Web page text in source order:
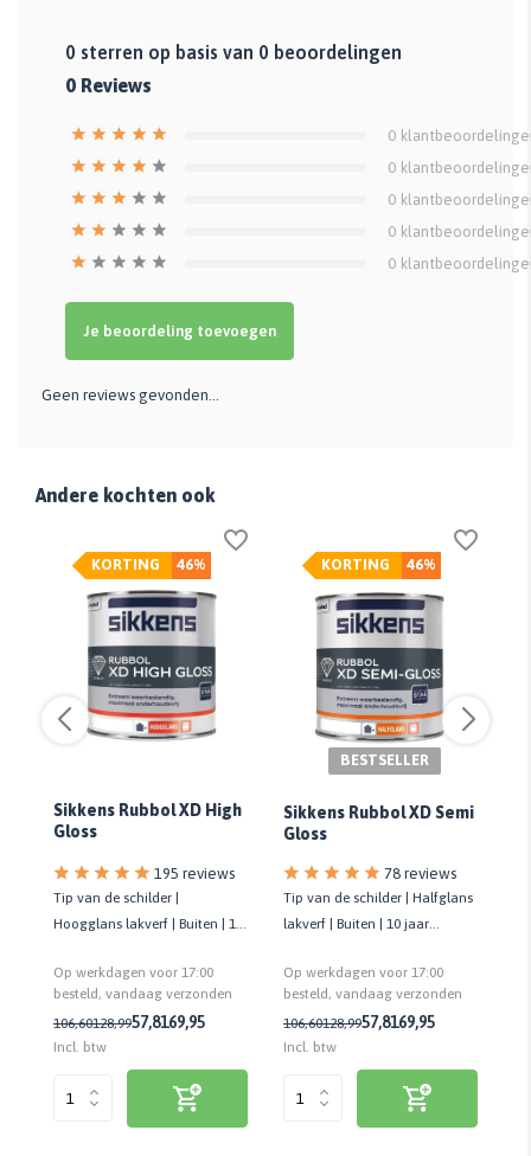
0 sterren op basis van 0 beoordelingen
0 Reviews
0
0
0
0
0
Je beoordeling toevoegen
Geen reviews gevonden...
Andere kochten ook
46%
KORTING
Sikkens Rubbol XD High
Gloss
195 reviews
Tip van de schilder |
Hoogglans lakverf | Buiten | 10
Op werkdagen voor 17:00
besteld, vandaag verzonden
106,60128,9957,8169,95
Incl. btw
46%
KORTING
BESTSELLER
Sikkens Rubbol XD Semi
Gloss
78 reviews
Tip van de schilder | Halfglans
lakverf | Buiten | 10 jaar
Op werkdagen voor 17:00
besteld, vandaag verzonden
106,60128,9957,8169,95
Incl. btw